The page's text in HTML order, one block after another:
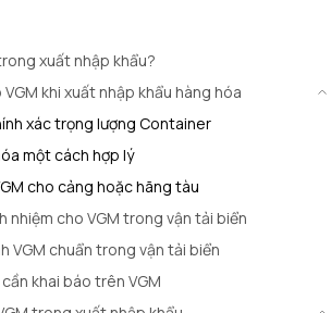
xuất nhập khẩu?
khi xuất nhập khẩu hàng hóa
xác trọng lượng Container
một cách hợp lý
cho cảng hoặc hãng tàu
nhiệm cho VGM trong vận tải biển
VGM chuẩn trong vận tải biển
khai báo trên VGM